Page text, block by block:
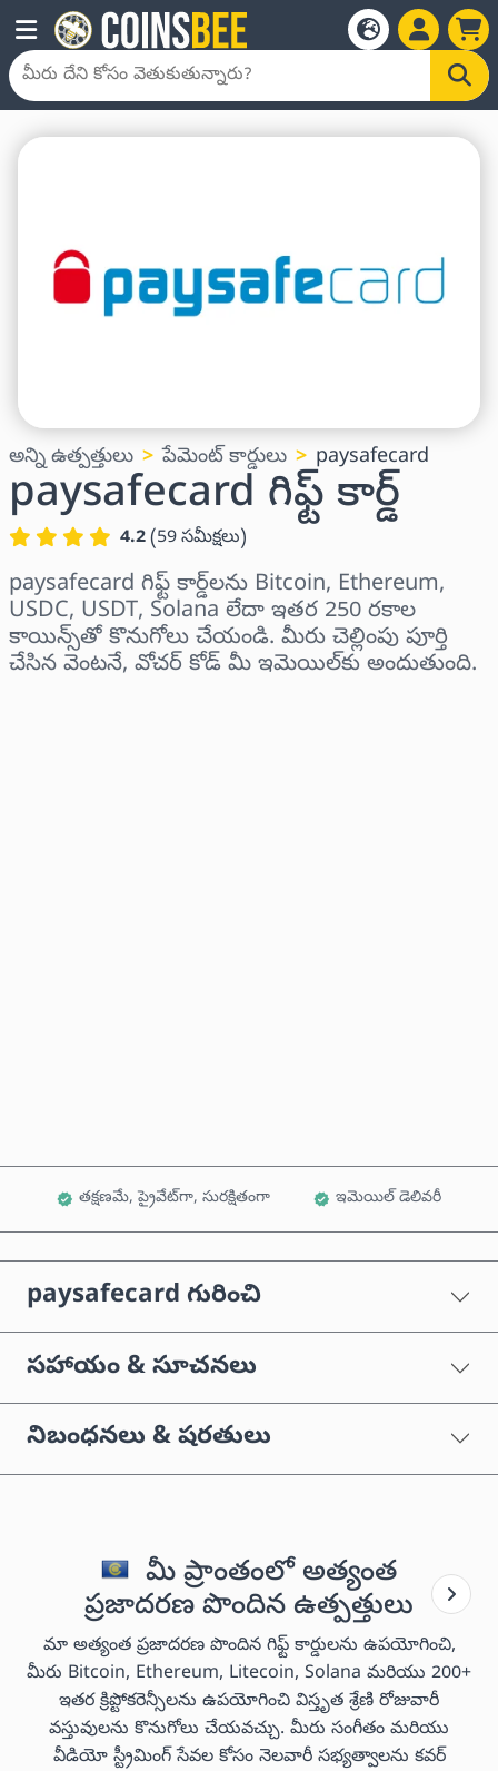
అన్ని ఉత్పత్తులు పేమెంట్ కార్డులు paysafecard
paysafecard గిఫ్ట్ కార్డ్
4.2(59సమీక్షలు)
paysafecard గిఫ్ట్ కార్డ్‌లను Bitcoin, Ethereum,
USDC, USDT, Solana లేదా ఇతర 250 రకాల
కాయిన్స్‌తో కొనుగోలు చేయండి. మీరు చెల్లింపు పూర్తి
చేసిన వెంటనే, వోచర్ కోడ్ మీ ఇమెయిల్‌కు అందుతుంది.
తక్షణమే, ప్రైవేట్‌గా, సురక్షితంగా ఇమెయిల్ డెలివరీ
paysafecard గురించి
సహాయం & సూచనలు
నిబంధనలు & షరతులు
మీ ప్రాంతంలో అత్యంత
ప్రజాదరణ పొందిన ఉత్పత్తులు
మా అత్యంత ప్రజాదరణ పొందిన గిఫ్ట్ కార్డులను ఉపయోగించి,
మీరు Bitcoin, Ethereum, Litecoin, Solana మరియు 200+
ఇతర క్రిప్టోకరెన్సీలను ఉపయోగించి విస్తృత శ్రేణి రోజువారీ
వస్తువులను కొనుగోలు చేయవచ్చు. మీరు సంగీతం మరియు
వీడియో స్ట్రీమింగ్ సేవల కోసం నెలవారీ సభ్యత్వాలను కవర్